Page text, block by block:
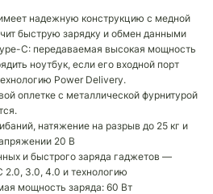
надежную конструкцию с медной
быструю зарядку и обмен данными
C: передаваемая высокая мощность
ноутбук, если его входной порт
Power Delivery.
оплетке с металлической фурнитурой
натяжение на разрыв до 25 кг и
20 В
и быстрого заряда гаджетов —
2.0, 3.0, 4.0 и технологию
мощность заряда: 60 Вт